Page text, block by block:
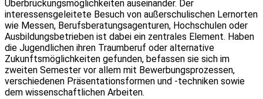
Überbrückungsmöglichkeiten auseinander. Der
interessensgeleitete Besuch von außerschulischen Lernorten
wie Messen, Berufsberatungsagenturen, Hochschulen oder
Ausbildungsbetrieben ist dabei ein zentrales Element. Haben
die Jugendlichen ihren Traumberuf oder alternative
Zukunftsmöglichkeiten gefunden, befassen sie sich im
zweiten Semester vor allem mit Bewerbungsprozessen,
verschiedenen Präsentationsformen und -techniken sowie
dem wissenschaftlichen Arbeiten.